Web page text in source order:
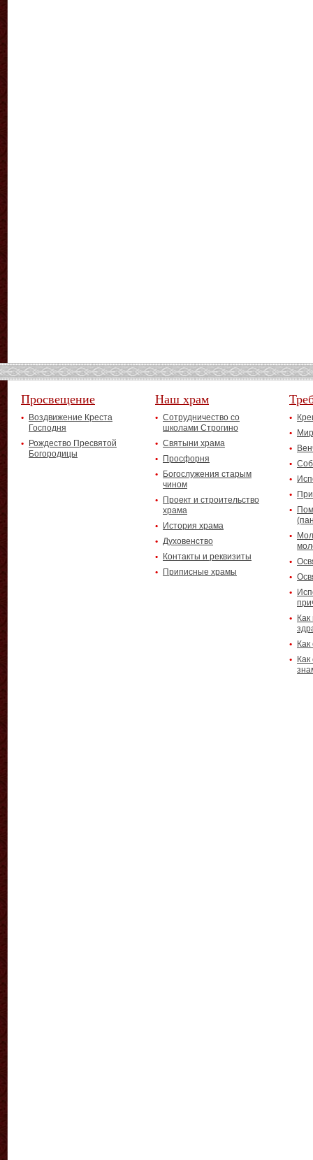
Просвещение
Воздвижение Креста
Господня
Рождество Пресвятой
Богородицы
Наш храм
Сотрудничество со
школами Строгино
Святыни храма
Просфорня
Богослужения старым
чином
Проект и строительство
храма
История храма
Духовенство
Контакты и реквизиты
Приписные храмы
Как